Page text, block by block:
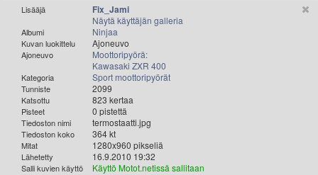
Oulun sää
Rovaniemen sää
MUUT
VIP-jäsenyys
Paidat ja vaatteet
Suunnittele oma paita
Mainostus
Palaute
Kevytversio
Lisääjä Fix_Jami
Näytä käyttäjän galleria
Albumi Ninjaa
Kuvan luokittelu Ajoneuvo
Ajoneuvo
Moottoripyörä:
Kawasaki ZXR 400
Kategoria Sport moottoripyörät
Tunniste 2099
Katsottu 823 kertaa
Pisteet 0 pistettä
Tiedoston nimi termostaatti.jpg
Tiedoston koko 364 kt
Mitat 1280x960 pikseliä
Lähetetty 16.9.2010 19:32
Salli kuvien käyttö Käyttö Motot.netissä sallitaan